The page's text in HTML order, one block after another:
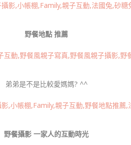
野餐地點 推薦
弟弟是不是比較愛媽媽? ^^
野餐攝影 一家人的互動時光